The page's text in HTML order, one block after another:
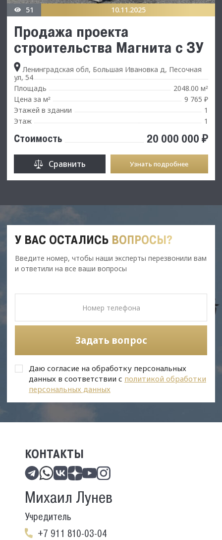
51 10.11.2025
Продажа проекта
строительства Магнита с ЗУ
Ленинградская обл, Большая Ивановка д, Песочная
ул, 54
Площадь
2048.00 м²
Цена за м²
9 765 ₽
Этажей в здании
1
Этаж
1
Стоимость 20 000 000 ₽
Сравнить Узнать подробнее
У ВАС ОСТАЛИСЬ ВОПРОСЫ?
Введите номер, чтобы наши эксперты перезвонили вам
и ответили на все ваши вопросы
Задать вопрос
Даю согласие на обработку персональных
данных в соответствии с политикой обработки
персональных данных
КОНТАКТЫ
Михаил Лунев
Учредитель
+7 911 810-03-04